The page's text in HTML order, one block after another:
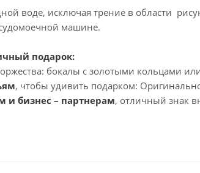
воде, исключая трение в области
машине.
подарок:
бокалы с золотыми кольцами
, чтобы удивить подарком:
и бизнес – партнерам, отличный знак